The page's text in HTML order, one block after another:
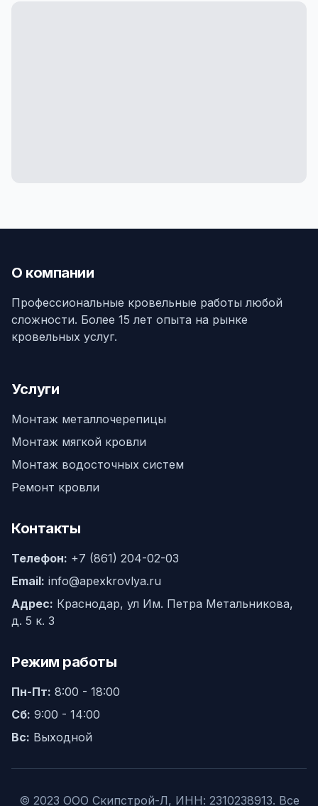
О компании
Профессиональные кровельные работы любой
сложности. Более 15 лет опыта на рынке
кровельных услуг.
Услуги
Монтаж металлочерепицы
Монтаж мягкой кровли
Монтаж водосточных систем
Ремонт кровли
Контакты
Телефон: +7 (861) 204-02-03
Email: info@apexkrovlya.ru
Адрес: Краснодар, ул Им. Петра Метальникова,
д. 5 к. 3
Режим работы
Пн-Пт: 8:00 - 18:00
Сб: 9:00 - 14:00
Вс: Выходной
© 2023 ООО Скипстрой-Л, ИНН: 2310238913. Все